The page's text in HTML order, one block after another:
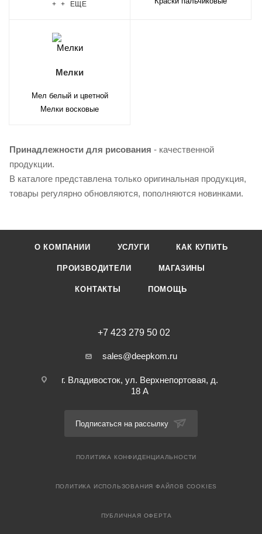
+ + ЕЩЕ
Мелки
Мел белый и цветной
Мелки восковые
Принадлежности для рисования - качественной
продукции.
В каталоге представлена только оригинальная продукция,
товары регулярно обновляются, пополняются новинками.
О КОМПАНИИ УСЛУГИ КАК КУПИТЬ
ПРОИЗВОДИТЕЛИ МАГАЗИНЫ
КОНТАКТЫ ПОМОЩЬ
+7 423 279 50 02
sales@deepkom.ru
г. Владивосток, ул. Верхнепортовая, д.
18 А
Подписаться на рассылку
ПОЛИТИКА КОНФИДЕНЦИАЛЬНОСТИ
ПОЛИТИКА ИСПОЛЬЗОВАНИЯ ФАЙЛОВ COOKIES
ПУБЛИЧНАЯ ОФЕРТА